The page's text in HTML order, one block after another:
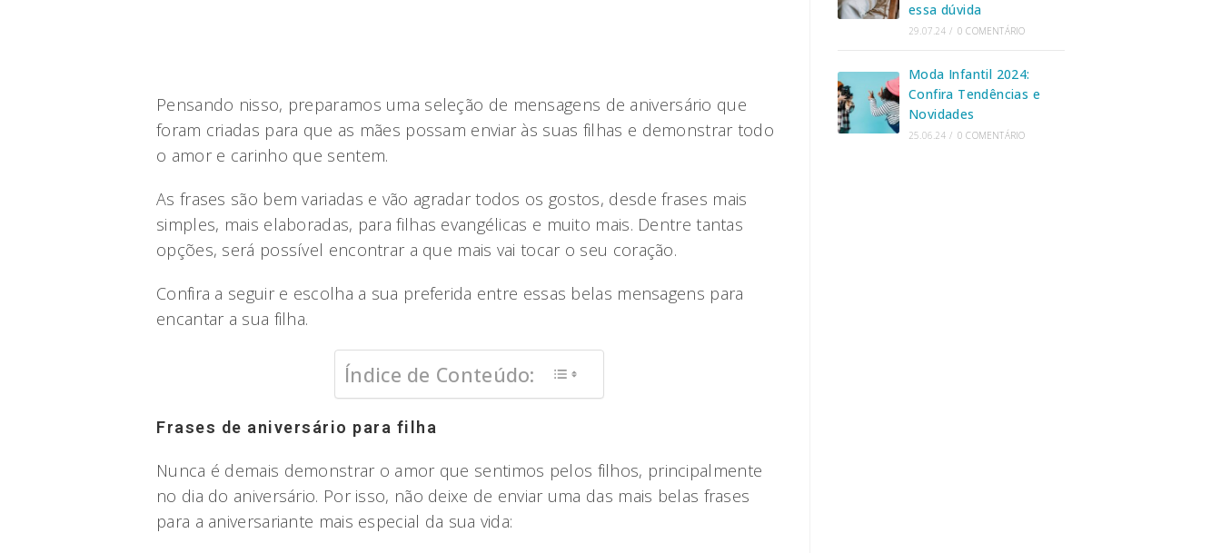
Pensando nisso, preparamos uma seleção de mensagens de aniversário que
foram criadas para que as mães possam enviar às suas filhas e demonstrar todo
o amor e carinho que sentem.
As frases são bem variadas e vão agradar todos os gostos, desde frases mais
simples, mais elaboradas, para filhas evangélicas e muito mais. Dentre tantas
opções, será possível encontrar a que mais vai tocar o seu coração.
Confira a seguir e escolha a sua preferida entre essas belas mensagens para
encantar a sua filha.
Índice de Conteúdo:
Frases de aniversário para filha
Nunca é demais demonstrar o amor que sentimos pelos filhos, principalmente
no dia do aniversário. Por isso, não deixe de enviar uma das mais belas frases
para a aniversariante mais especial da sua vida:
essa dúvida
29.07.24 / 0 COMENTÁRIO
Moda Infantil 2024:
Confira Tendências e
Novidades
25.06.24 / 0 COMENTÁRIO